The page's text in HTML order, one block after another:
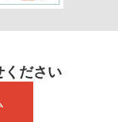
ください